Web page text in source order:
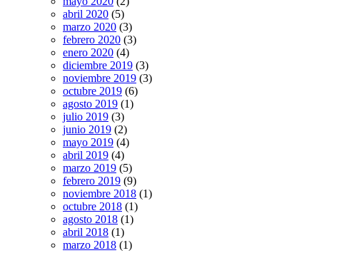
abril 2020 (5)
marzo 2020 (3)
febrero 2020 (3)
enero 2020 (4)
diciembre 2019 (3)
noviembre 2019 (3)
octubre 2019 (6)
agosto 2019 (1)
julio 2019 (3)
junio 2019 (2)
mayo 2019 (4)
abril 2019 (4)
marzo 2019 (5)
febrero 2019 (9)
noviembre 2018 (1)
octubre 2018 (1)
agosto 2018 (1)
abril 2018 (1)
marzo 2018 (1)